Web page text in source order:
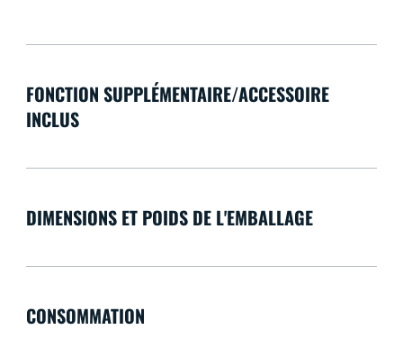
FONCTION SUPPLÉMENTAIRE/ACCESSOIRE
INCLUS
DIMENSIONS ET POIDS DE L'EMBALLAGE
CONSOMMATION